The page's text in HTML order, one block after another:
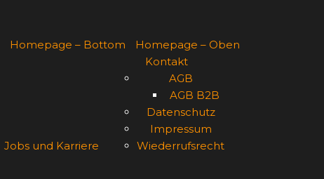
Homepage – Bottom Homepage – Oben
Jobs und Karriere
Kontakt
AGB
AGB B2B
Datenschutz
Impressum
Wiederrufsrecht